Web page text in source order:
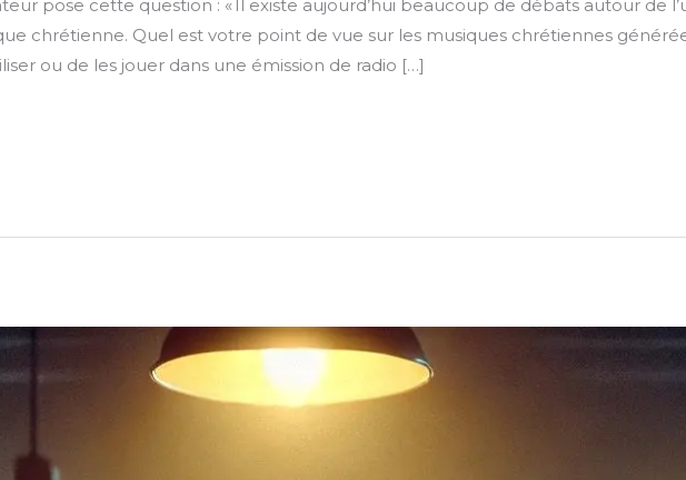
pose cette question : « Il existe aujourd’hui beaucoup de débats autour de
chrétienne. Quel est votre point de vue sur les musiques chrétiennes
ou de les jouer dans une émission de radio […]